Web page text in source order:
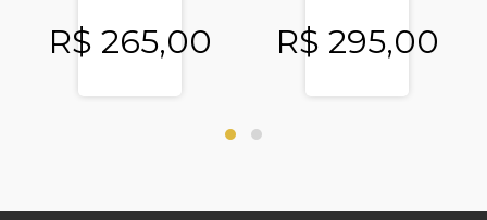
R$ 265,00 R$ 295,00